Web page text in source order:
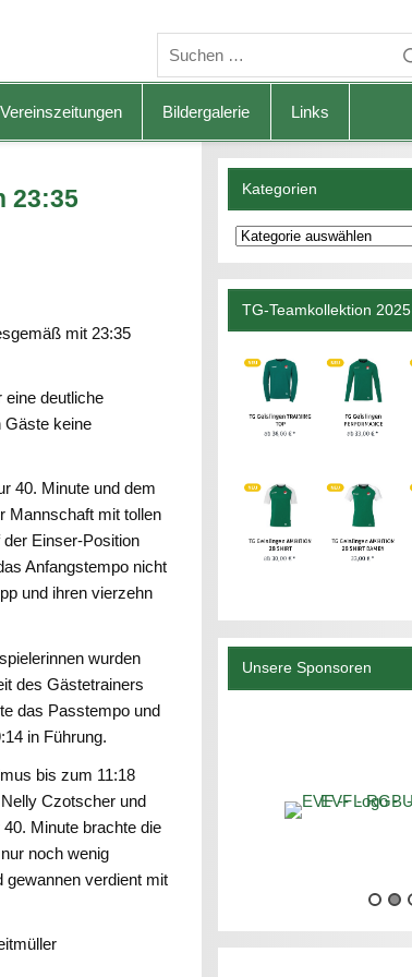
Vereinszeitungen Bildergalerie Links
23:35
mit 23:35
eine deutliche
Gäste keine
40. Minute und dem
Mannschaft mit tollen
Einser-Position
Anfangstempo nicht
und ihren vierzehn
wurden
des Gästetrainers
das Passtempo und
in Führung.
bis zum 11:18
Czotscher und
Minute brachte die
noch wenig
gewannen verdient mit
Kategorien
Kategorien
TG-Teamkollektion 2025
Unsere Sponsoren